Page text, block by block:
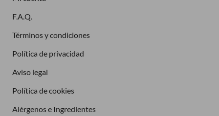
F.A.Q.
Términos y condiciones
Política de privacidad
Aviso legal
Política de cookies
Alérgenos e Ingredientes